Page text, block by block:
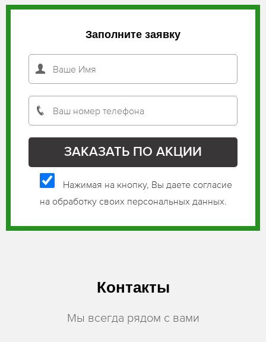
Заполните заявку
Нажимая на кнопку, Вы даете согласие
на обработку своих персональных данных.
Контакты
Мы всегда рядом с вами